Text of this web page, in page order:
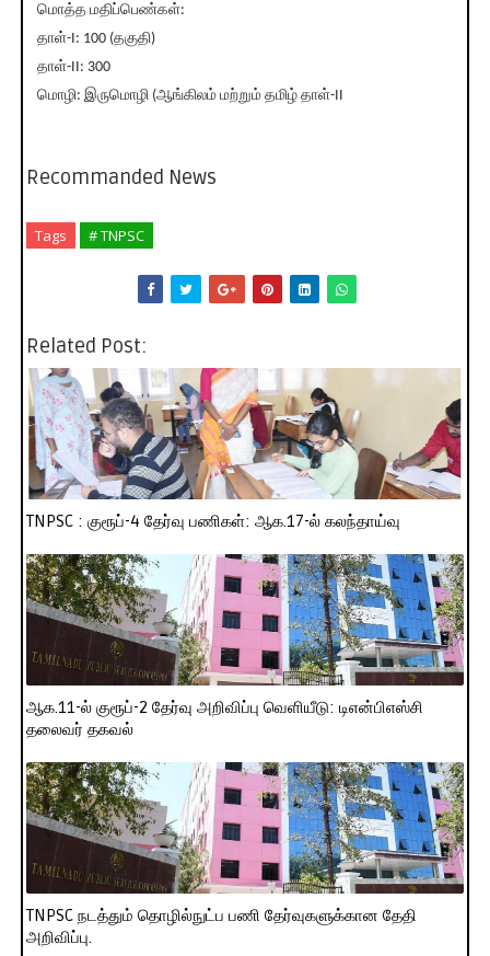
மொத்த மதிப்பெண்கள்:
தாள்-I: 100 (தகுதி)
தாள்-II: 300
மொழி: இருமொழி (ஆங்கிலம் மற்றும் தமிழ் தாள்-II
Recommanded News
Tags # TNPSC
Related Post:
TNPSC : குரூப்-4 தேர்வு பணிகள்: ஆக.17-ல் கலந்தாய்வு
ஆக.11-ல் குரூப்-2 தேர்வு அறிவிப்பு வெளியீடு: டிஎன்பிஎஸ்சி
தலைவர் தகவல்
TNPSC நடத்தும் தொழில்நுட்ப பணி தேர்வுகளுக்கான தேதி
அறிவிப்பு.